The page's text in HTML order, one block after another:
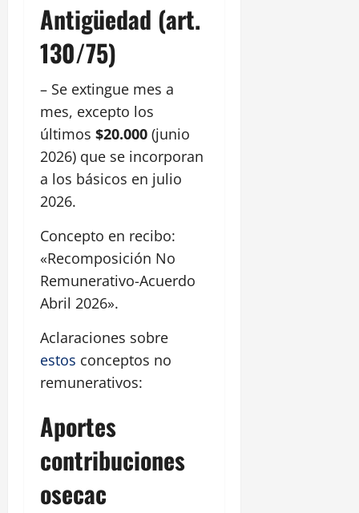
Antigüedad (art.
130/75)
– Se extingue mes a
mes, excepto los
últimos $20.000 (junio
2026) que se incorporan
a los básicos en julio
2026.
Concepto en recibo:
«Recomposición No
Remunerativo-Acuerdo
Abril 2026».
Aclaraciones sobre
estos conceptos no
remunerativos:
Aportes
contribuciones
osecac